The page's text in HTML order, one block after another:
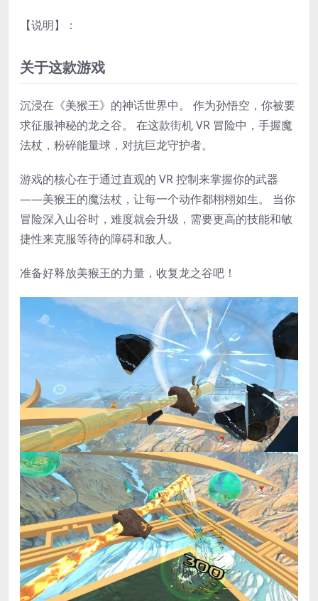
【说明】：
关于这款游戏
沉浸在《美猴王》的神话世界中。 作为孙悟空，你被要
求征服神秘的龙之谷。 在这款街机 VR 冒险中，手握魔
法杖，粉碎能量球，对抗巨龙守护者。
游戏的核心在于通过直观的 VR 控制来掌握你的武器
——美猴王的魔法杖，让每一个动作都栩栩如生。 当你
冒险深入山谷时，难度就会升级，需要更高的技能和敏
捷性来克服等待的障碍和敌人。
准备好释放美猴王的力量，收复龙之谷吧！